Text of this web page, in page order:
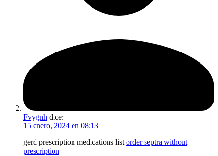
Fvygnh dice:
15 enero, 2024 en 08:13
gerd prescription medications list order septra without
prescription